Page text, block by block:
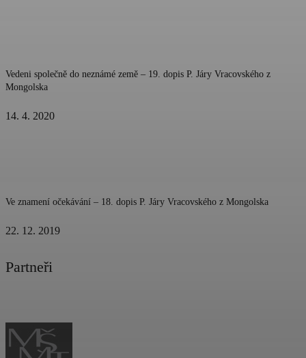
Vedeni společně do neznámé země – 19. dopis P. Járy Vracovského z
Mongolska
14. 4. 2020
Ve znamení očekávání – 18. dopis P. Járy Vracovského z Mongolska
22. 12. 2019
Partneři